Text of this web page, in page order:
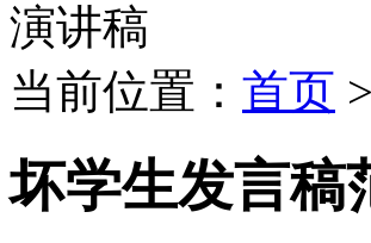
演讲稿
当前位置： 首页 >
坏学生发言稿